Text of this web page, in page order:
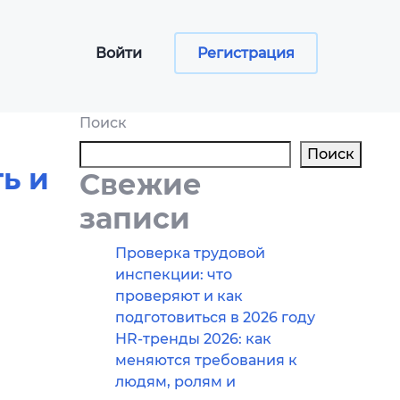
Войти Регистрация
и
Поиск
Поиск
Свежие
записи
Проверка трудовой
инспекции: что
проверяют и как
подготовиться в 2026 году
HR-тренды 2026: как
меняются требования к
людям, ролям и